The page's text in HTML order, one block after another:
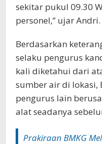
sekitar pukul 09.30
personel,” ujar Andri.
Berdasarkan
selaku pengurus
kali diketahui dari
sumber air di lokasi,
pengurus lain
alat seadanya
Prakiraan BMKG